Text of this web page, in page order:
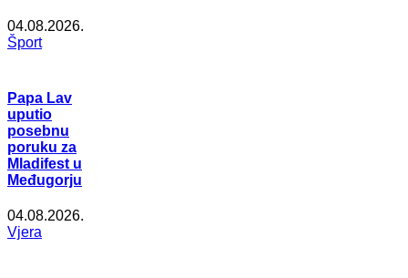
04.08.2026.
Šport
Papa Lav
uputio
posebnu
poruku za
Mladifest u
Međugorju
04.08.2026.
Vjera